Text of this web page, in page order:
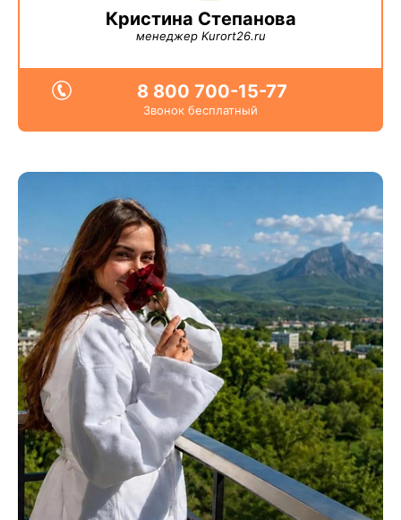
Кристина Степанова
менеджер Kurort26.ru
8 800 700-15-77
Звонок бесплатный